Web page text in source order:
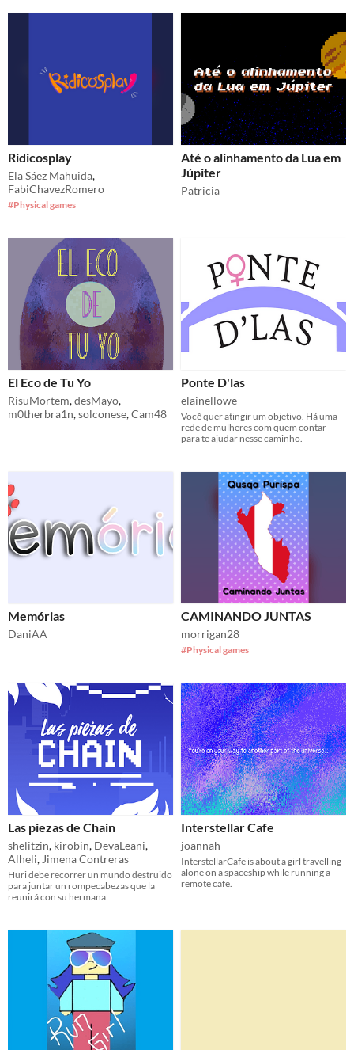
Ridicosplay
Ela Sáez Mahuida,
FabiChavezRomero
#Physical games
Até o alinhamento da Lua em
Júpiter
Patricia
El Eco de Tu Yo
RisuMortem,desMayo,
m0therbra1n,solconese,Cam48
Ponte D'las
elainellowe
Você quer atingir um objetivo. Há uma
rede de mulheres com quem contar
para te ajudar nesse caminho.
Memórias
DaniAA
CAMINANDO JUNTAS
morrigan28
#Physical games
Las piezas de Chain
shelitzin, kirobin, DevaLeani,
Alheli, Jimena Contreras
Huri debe recorrer un mundo destruido
para juntar un rompecabezas que la
reunirá con su hermana.
Interstellar Cafe
joannah
InterstellarCafe is about a girl travelling
alone on a spaceship while running a
remote cafe.